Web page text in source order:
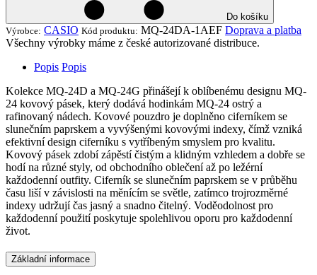
Do košíku
Výrobce: CASIO Kód produktu: MQ-24DA-1AEF Doprava a platba
Všechny výrobky máme z české autorizované distribuce.
Popis Popis
Kolekce MQ-24D a MQ-24G přinášejí k oblíbenému designu MQ-
24 kovový pásek, který dodává hodinkám MQ-24 ostrý a
rafinovaný nádech. Kovové pouzdro je doplněno ciferníkem se
slunečním paprskem a vyvýšenými kovovými indexy, čímž vzniká
efektivní design ciferníku s vytříbeným smyslem pro kvalitu.
Kovový pásek zdobí zápěstí čistým a klidným vzhledem a dobře se
hodí na různé styly, od obchodního oblečení až po ležérní
každodenní outfity. Ciferník se slunečním paprskem se v průběhu
času liší v závislosti na měnícím se světle, zatímco trojrozměrné
indexy udržují čas jasný a snadno čitelný. Voděodolnost pro
každodenní použití poskytuje spolehlivou oporu pro každodenní
život.
Základní informace